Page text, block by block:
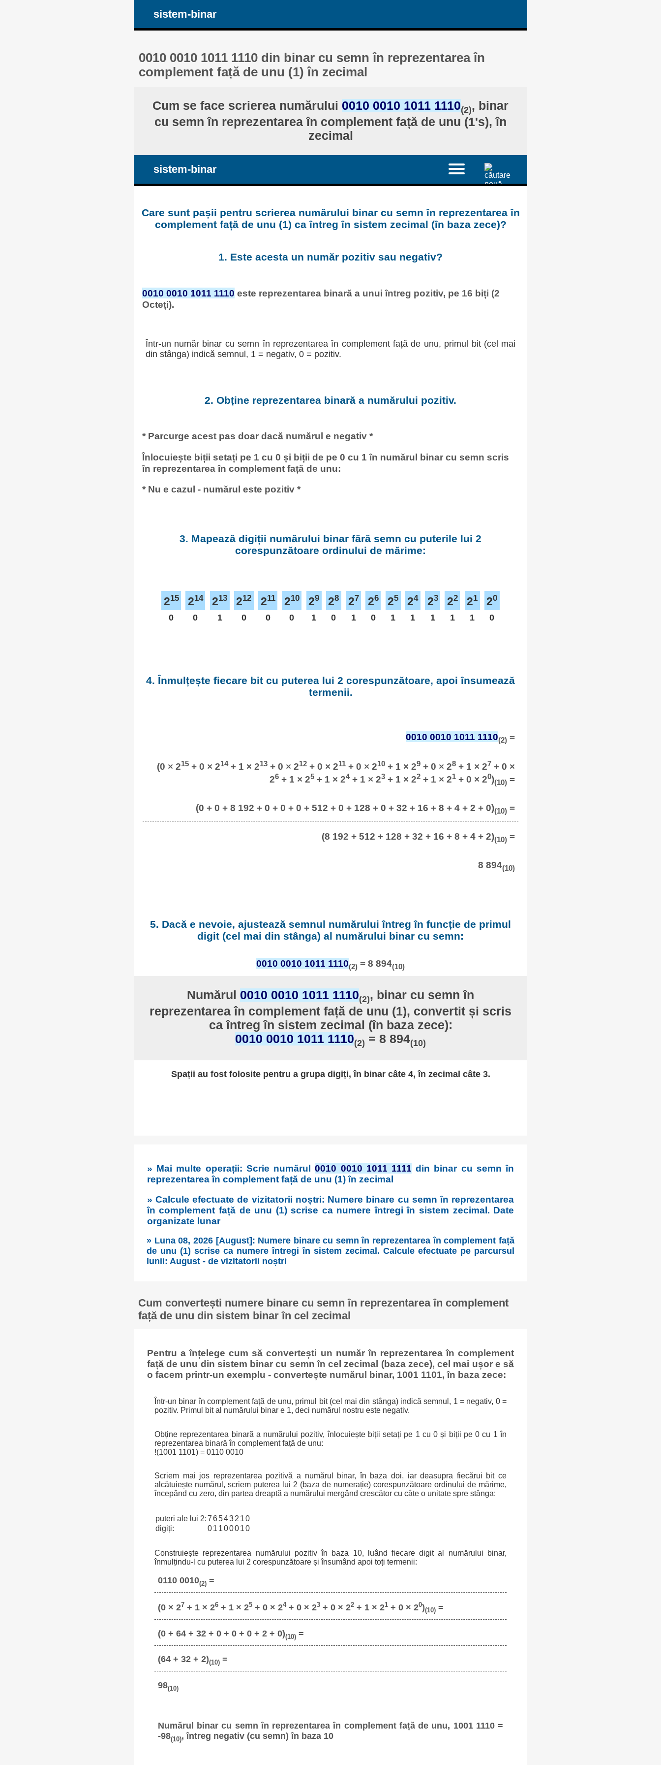
sistem-binar
0010 0010 1011 1110 din binar cu semn în reprezentarea în
complement față de unu (1) în zecimal
Cum se face scrierea numărului 0010 0010 1011 1110(2), binar
cu semn în reprezentarea în complement față de unu (1's), în
zecimal
sistem-binar
Care sunt pașii pentru scrierea numărului binar cu semn în reprezentarea în
complement față de unu (1) ca întreg în sistem zecimal (în baza zece)?
1. Este acesta un număr pozitiv sau negativ?
0010 0010 1011 1110 este reprezentarea binară a unui întreg pozitiv, pe 16 biți (2
Octeți).
Într-un număr binar cu semn în reprezentarea în complement față de unu, primul bit (cel mai
din stânga) indică semnul, 1 = negativ, 0 = pozitiv.
2. Obține reprezentarea binară a numărului pozitiv.
* Parcurge acest pas doar dacă numărul e negativ *
Înlocuiește biții setați pe 1 cu 0 și biții de pe 0 cu 1 în numărul binar cu semn scris
în reprezentarea în complement față de unu:
* Nu e cazul - numărul este pozitiv *
3. Mapează digiții numărului binar fără semn cu puterile lui 2
corespunzătoare ordinului de mărime:
215
0
214
0
213
1
212
0
211
0
210
0
29
1
28
0
27
1
26
0
25
1
24
1
23
1
22
1
21
1
20
0
4. Înmulțește fiecare bit cu puterea lui 2 corespunzătoare, apoi însumează
termenii.
0010 0010 1011 1110(2) =
(0 × 215+ 0 × 214+ 1 × 213+ 0 × 212+ 0 × 211+ 0 × 210+ 1 × 29+ 0 × 28+ 1 × 27 + 0 ×
26+ 1 × 25+ 1 × 24+ 1 × 23+ 1 × 22+ 1 × 21+ 0 × 20)(10) =
(0 + 0 + 8 192 + 0 + 0 + 0 + 512 + 0 + 128 + 0 + 32 + 16 + 8 + 4 + 2 + 0)(10) =
(8 192 + 512 + 128 + 32 + 16 + 8 + 4 + 2)(10) =
8 894(10)
5. Dacă e nevoie, ajustează semnul numărului întreg în funcție de primul
digit (cel mai din stânga) al numărului binar cu semn:
0010 0010 1011 1110(2) = 8 894(10)
Numărul 0010 0010 1011 1110(2), binar cu semn în
reprezentarea în complement față de unu (1), convertit și scris
ca întreg în sistem zecimal (în baza zece):
0010 0010 1011 1110(2) = 8 894(10)
Spații au fost folosite pentru a grupa digiți, în binar câte 4, în zecimal câte 3.
» Mai multe operații: Scrie numărul0010 0010 1011 1111 din binar cu semn în
reprezentarea în complement față de unu (1) în zecimal
» Calcule efectuate de vizitatorii noștri: Numere binare cu semn în reprezentarea
în complement față de unu (1) scrise ca numere întregi în sistem zecimal. Date
organizate lunar
» Luna 08, 2026 [August]: Numere binare cu semn în reprezentarea în complement față
de unu (1) scrise ca numere întregi în sistem zecimal. Calcule efectuate pe parcursul
lunii: August - de vizitatorii noștri
Cum convertești numere binare cu semn în reprezentarea în complement
față de unu din sistem binar în cel zecimal
Pentru a înțelege cum să convertești un număr în reprezentarea în complement
față de unu din sistem binar cu semn în cel zecimal (baza zece), cel mai ușor e să
o facem printr-un exemplu - convertește numărul binar, 1001 1101, în baza zece:
Într-un binar în complement față de unu, primul bit (cel mai din stânga) indică semnul, 1 = negativ, 0 =
pozitiv. Primul bit al numărului binar e 1, deci numărul nostru este negativ.
Obține reprezentarea binară a numărului pozitiv, înlocuiește biții setați pe 1 cu 0 și biții pe 0 cu 1 în
reprezentarea binară în complement față de unu:
!(1001 1101) = 0110 0010
Scriem mai jos reprezentarea pozitivă a numărul binar, în baza doi, iar deasupra fiecărui bit ce
alcătuiește numărul, scriem puterea lui 2 (baza de numerație) corespunzătoare ordinului de mărime,
începând cu zero, din partea dreaptă a numărului mergând crescător cu câte o unitate spre stânga:
puteri ale lui 2:765432 10
digiți:
01 100010
Construiește reprezentarea numărului pozitiv în baza 10, luând fiecare digit al numărului binar,
înmulțindu-l cu puterea lui 2 corespunzătoare și însumând apoi toți termenii:
0110 0010(2) =
(0 × 27 + 1 × 26 + 1 × 25 + 0 × 24+ 0 × 23 + 0 × 22 + 1 × 21 + 0 × 20)(10) =
(0 + 64 + 32 + 0 + 0 + 0 + 2 + 0)(10) =
(64 + 32 + 2)(10) =
98(10)
Numărul binar cu semn în reprezentarea în complement față de unu, 1001 1110 =
-98(10), întreg negativ (cu semn) în baza 10